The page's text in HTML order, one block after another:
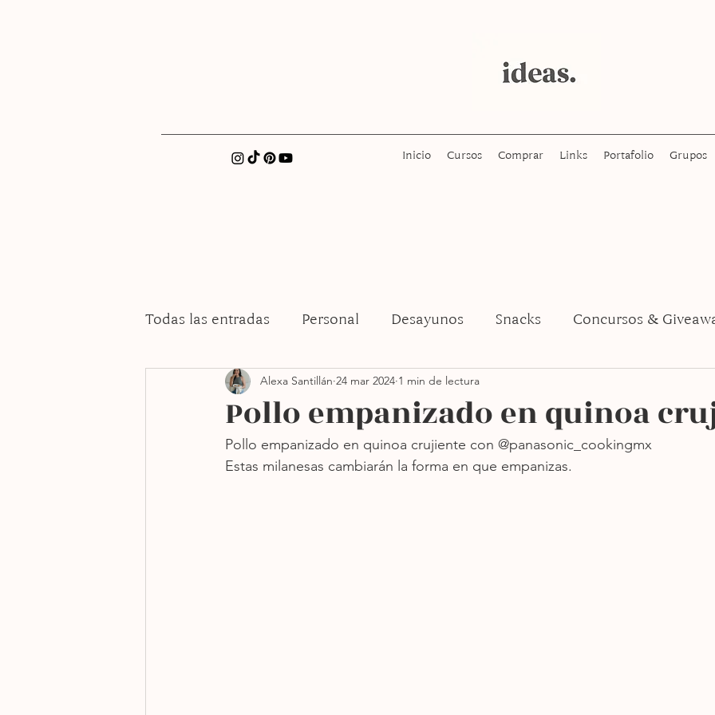
xatellez@gmail.com Inicio Cursos Comprar Links Portafolio Grupos
Todas las entradas Personal Desayunos Snacks Concursos &
Side dishes Navidad Thanksgiving
Freidora de aire Sin horno Sin azúcar Sopas Más recientes
Pollo empanizado en quinoa
Alexa Santillán 24 mar 2024 1 min de lectura
Pollo empanizado en quinoa crujiente con @panasonic_cookingmx
Estas milanesas cambiarán la forma en que empanizas.